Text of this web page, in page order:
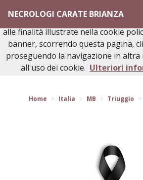
NECROLOGI CARATE BRIANZA
Torna indietro
Home Italia MB Triuggio
Questo sito o gli strumenti terzi
avvalgono di cookie necessari al
alle finalità illustrate nella cookie
banner, scorrendo questa pagina,
proseguendo la navigazione in altra
all'uso dei cookie. Ulteriori